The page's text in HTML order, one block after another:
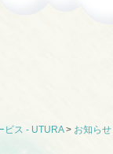
ビス - UTURA> お知らせ